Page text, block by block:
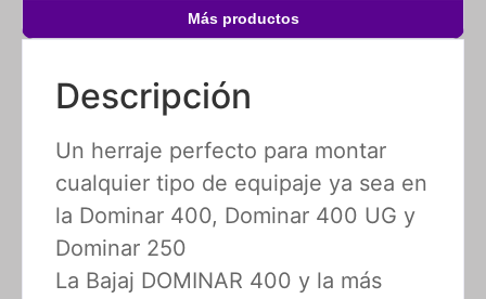
Más productos
Descripción
Un herraje perfecto para montar
cualquier tipo de equipaje ya sea en
la Dominar 400, Dominar 400 UG y
Dominar 250
La Bajaj DOMINAR 400 y la más